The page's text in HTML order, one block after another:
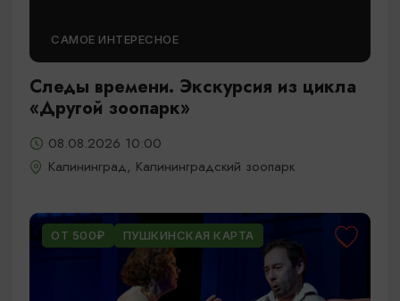
САМОЕ ИНТЕРЕСНОЕ
Следы времени. Экскурсия из цикла
«Другой зоопарк»
08.08.2026 10:00
Калининград, Калининградский зоопарк
ОТ 500₽ ПУШКИНСКАЯ КАРТА